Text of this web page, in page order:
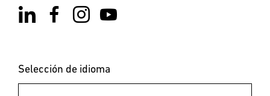
Selección de idioma